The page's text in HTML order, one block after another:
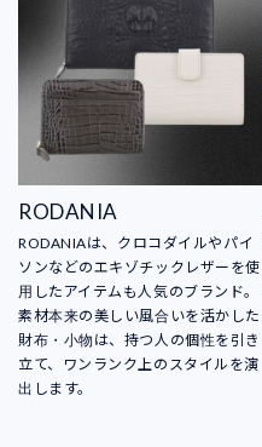
RODANIA
RODANIAは、クロコダイルやパイ
ソンなどのエキゾチックレザーを使
用したアイテムも人気のブランド。
素材本来の美しい風合いを活かした
財布・小物は、持つ人の個性を引き
立て、ワンランク上のスタイルを演
出します。